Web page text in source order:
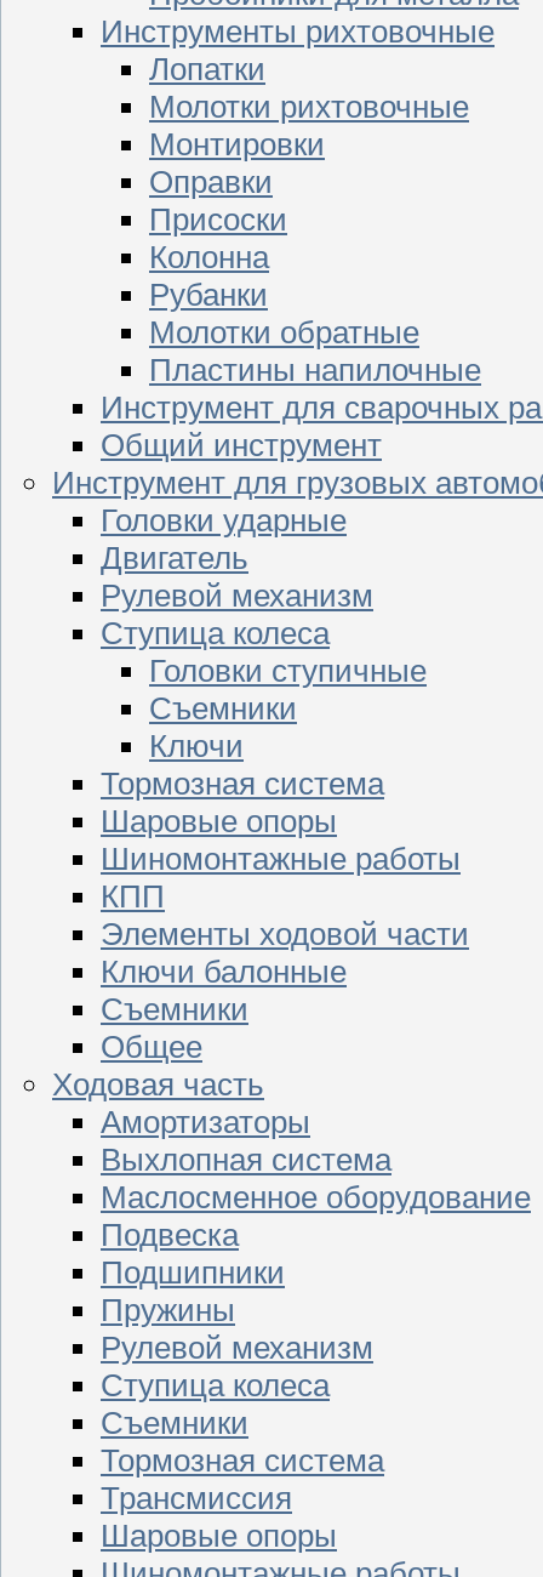
Инструменты рихтовочные
Лопатки
Молотки рихтовочные
Монтировки
Оправки
Присоски
Колонна
Рубанки
Молотки обратные
Пластины напилочные
Инструмент для сварочных
Общий инструмент
Инструмент для грузовых
Головки ударные
Двигатель
Рулевой механизм
Ступица колеса
Головки ступичные
Съемники
Ключи
Тормозная система
Шаровые опоры
Шиномонтажные работы
КПП
Элементы ходовой части
Ключи балонные
Съемники
Общее
Ходовая часть
Амортизаторы
Выхлопная система
Маслосменное оборудование
Подвеска
Подшипники
Пружины
Рулевой механизм
Ступица колеса
Съемники
Тормозная система
Трансмиссия
Шаровые опоры